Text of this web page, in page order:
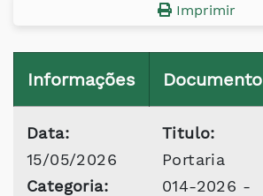
Imprimir
Informações Documento
Data:
15/05/2026
Categoria:
Titulo:
Portaria
014-2026 -